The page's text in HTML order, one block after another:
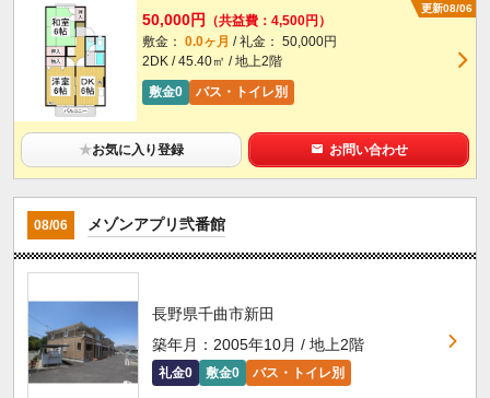
更新08/06
50,000円
（共益費：4,500円）
敷金： 0.0ヶ月 / 礼金： 50,000円
2DK / 45.40㎡ / 地上2階
敷金0
バス・トイレ別
★お気に入り登録 お問い合わせ
08/06 メゾンアプリ弐番館
長野県千曲市新田
築年月：2005年10月 / 地上2階
礼金0 敷金0 バス・トイレ別